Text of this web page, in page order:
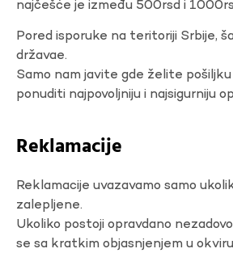
najčešće je između 500rsd i
Pored isporuke na teritoriji Srbije,
državae.
Samo nam javite gde želite pošiljku
ponuditi najpovoljniju i najsigurniju
Reklamacije
Reklamacije uvazavamo samo
zalepljene.
Ukoliko postoji opravdano
se sa kratkim objasnjenjem u